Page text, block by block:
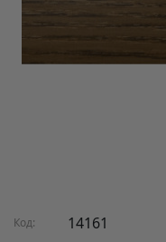
Код: 14161